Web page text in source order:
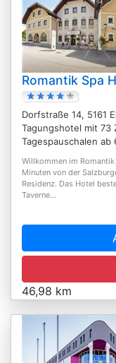
Romantik Spa
Dorfstraße 14, 5161
Tagungshotel mit 73
Tagespauschalen ab
Willkommen im
Minuten von der
Residenz. Das Hotel
Taverne...
46,98 km